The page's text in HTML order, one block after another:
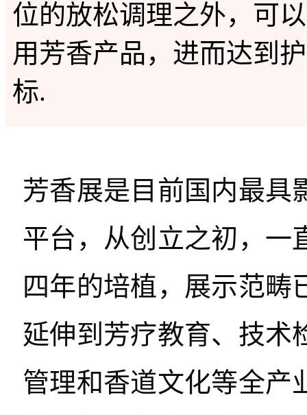
位的放松调理之外，可
用芳香产品，进而达到
标.
芳香展是目前国内最具
平台，从创立之初，一
四年的培植，展示范畴
延伸到芳疗教育、技术
管理和香道文化等全产